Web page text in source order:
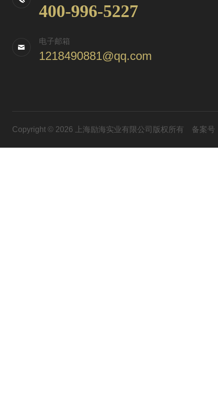
400-996-5227
电子邮箱
1218490881@qq.com
Copyright © 2026 上海励海实业有限公司版权所有 备案号